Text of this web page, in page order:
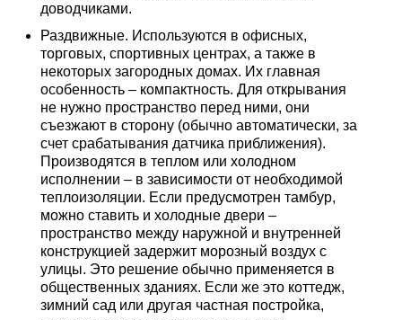
доводчиками.
Раздвижные. Используются в офисных,
торговых, спортивных центрах, а также в
некоторых загородных домах. Их главная
особенность – компактность. Для открывания
не нужно пространство перед ними, они
съезжают в сторону (обычно автоматически, за
счет срабатывания датчика приближения).
Производятся в теплом или холодном
исполнении – в зависимости от необходимой
теплоизоляции. Если предусмотрен тамбур,
можно ставить и холодные двери –
пространство между наружной и внутренней
конструкцией задержит морозный воздух с
улицы. Это решение обычно применяется в
общественных зданиях. Если же это коттедж,
зимний сад или другая частная постройка,